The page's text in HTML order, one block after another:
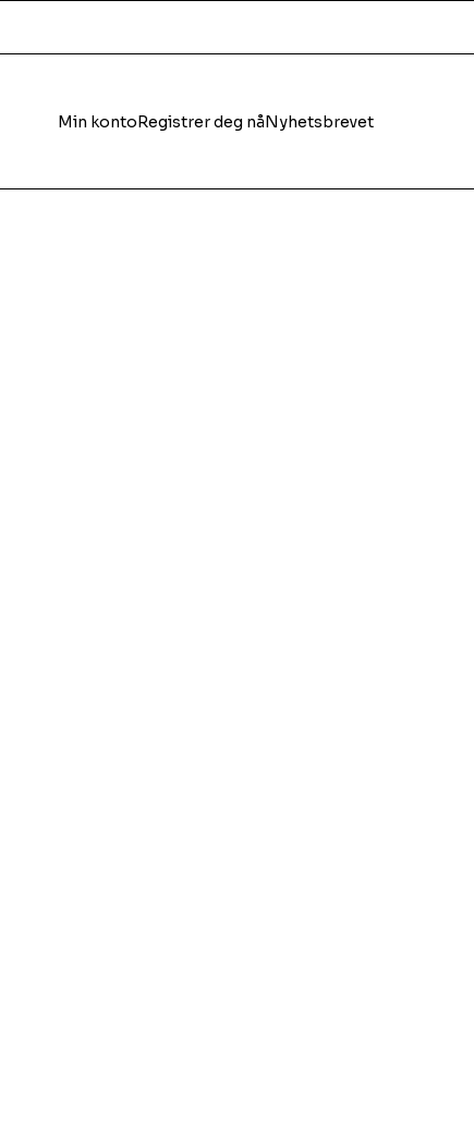
Min kontoRegistrer deg nåNyhetsbrevet